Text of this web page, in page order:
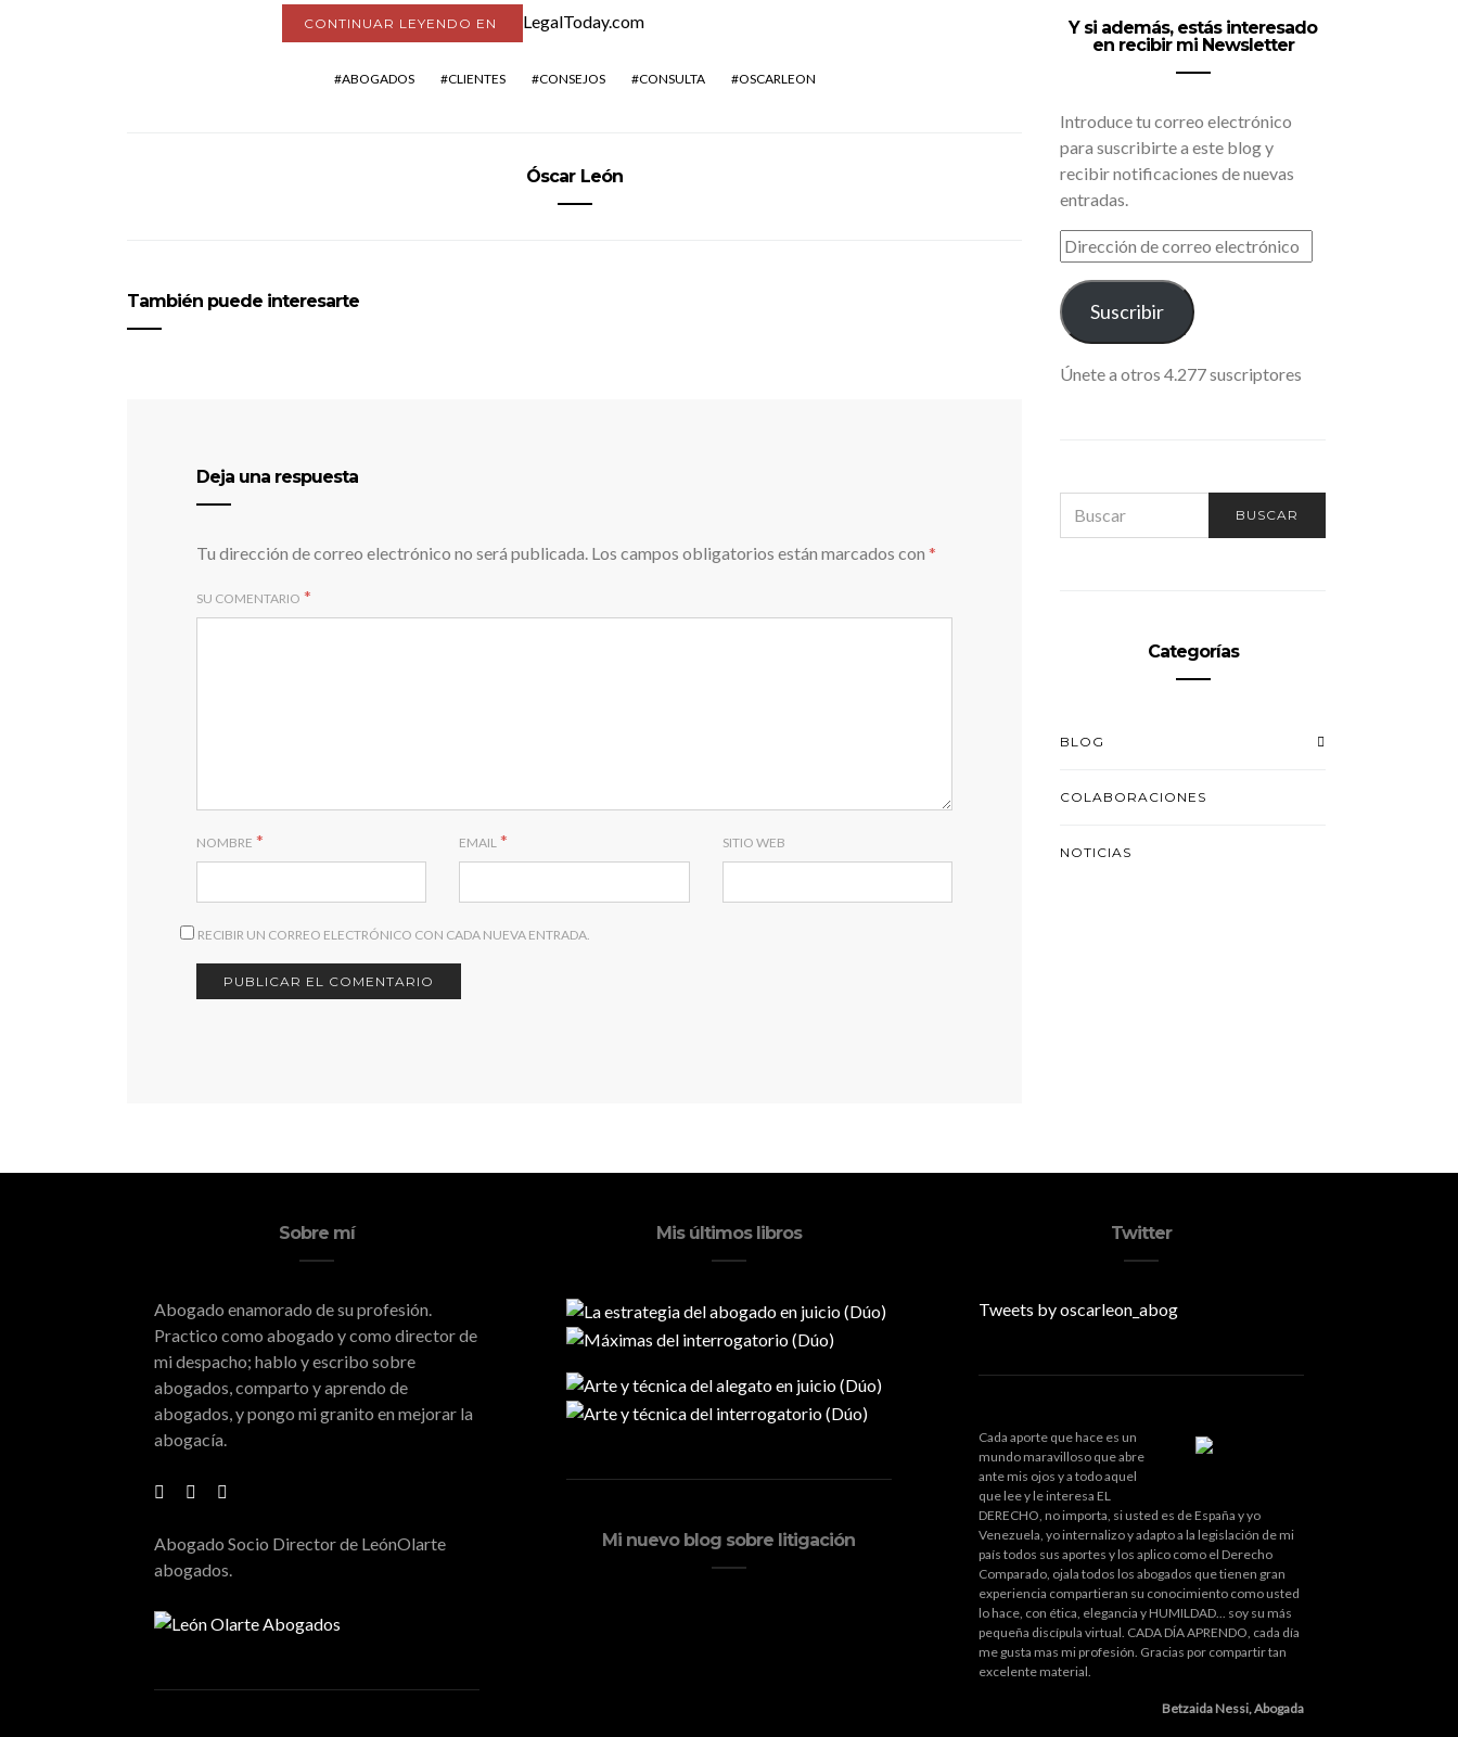
CONTINUAR LEYENDO EN LegalToday.com
ABOGADOS CLIENTES CONSEJOS CONSULTA OSCARLEON
Óscar León
También puede interesarte
Deja una respuesta
Tu dirección de correo electrónico no será publicada. Los campos obligatorios están marcados con *
SU COMENTARIO *
NOMBRE * EMAIL * SITIO WEB
RECIBIR UN CORREO ELECTRÓNICO CON CADA NUEVA ENTRADA.
Y si además, estás interesado
en recibir mi Newsletter
Introduce tu correo electrónico
para suscribirte a este blog y
recibir notificaciones de nuevas
entradas.
DIRECCIÓN
DE
CORREO
ELECTRÓNICO
Suscribir
Únete a otros 4.277 suscriptores
FOR:
BUSCAR
Categorías
BLOG
COLABORACIONES
NOTICIAS
Sobre mí
Abogado enamorado de su profesión.
Practico como abogado y como director de
mi despacho; hablo y escribo sobre
abogados, comparto y aprendo de
abogados, y pongo mi granito en mejorar la
abogacía.
Abogado Socio Director de LeónOlarte
abogados.
Mis últimos libros
Mi nuevo blog sobre litigación
Twitter
Tweets by oscarleon_abog
Cada aporte que hace es un
mundo maravilloso que abre
ante mis ojos y a todo aquel
que lee y le interesa EL
DERECHO, no importa, si usted es de España y yo
Venezuela, yo internalizo y adapto a la legislación de mi
país todos sus aportes y los aplico como el Derecho
Comparado, ojala todos los abogados que tienen gran
experiencia compartieran su conocimiento como usted
lo hace, con ética, elegancia y HUMILDAD... soy su más
pequeña discípula virtual. CADA DÍA APRENDO, cada día
me gusta mas mi profesión. Gracias por compartir tan
excelente material.
Betzaida Nessi, Abogada